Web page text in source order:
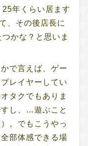
年くらい居ます
、その後店長に
かな？と思いま
で言えば、ゲー
レイヤーしてい
タクでもありま
し、…遊ぶこと
。でもこうやっ
部体感できる場